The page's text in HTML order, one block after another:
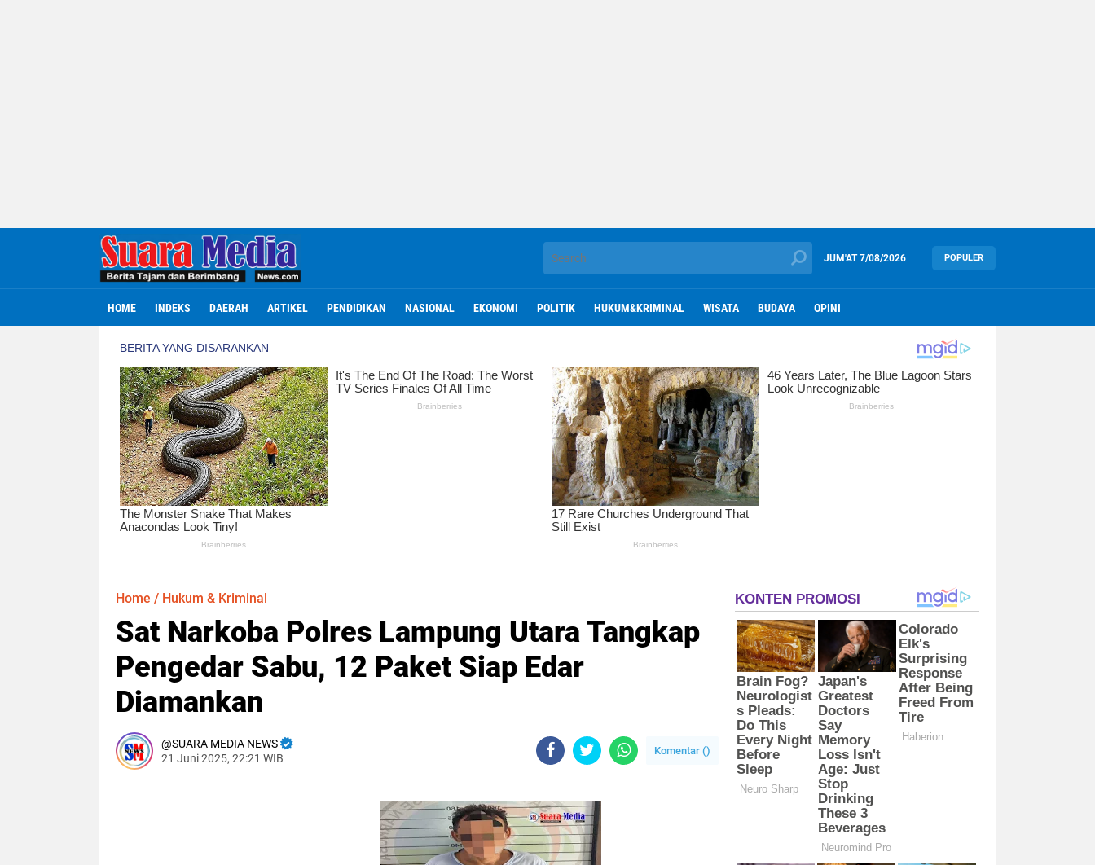
JUM'AT7/08/2026 POPULER
HOME INDEKS DAERAH ARTIKEL PENDIDIKAN NASIONAL EKONOMI POLITIK HUKUM&KRIMINAL WISATA BUDAYA OPINI
Home / Hukum & Kriminal
Sat Narkoba Polres Lampung Utara Tangkap
Pengedar Sabu, 12 Paket Siap Edar
Diamankan
SUARA MEDIA NEWS
21 Juni 2025, 22:21 WIB
Komentar ()